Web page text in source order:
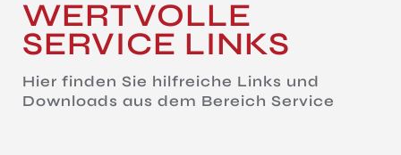
WERTVOLLE
SERVICE LINKS
Hier finden Sie hilfreiche Links und
Downloads aus dem Bereich Service